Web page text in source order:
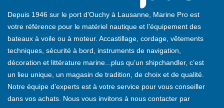
Depuis 1946 sur le port d'Ouchy à Lausanne, Marine Pro est
votre référence pour le matériel nautique et l’équipement des
bateaux à voile ou à moteur. Accastillage, cordage, vêtements
techniques, sécurité à bord, instruments de navigation,
décoration et littérature marine...plus qu’un shipchandler, c’est
un lieu unique, un magasin de tradition, de choix et de qualité.
Notre équipe d’experts est à votre service pour vous conseiller
dans vos achats. Nous vous invitons à nous contacter par